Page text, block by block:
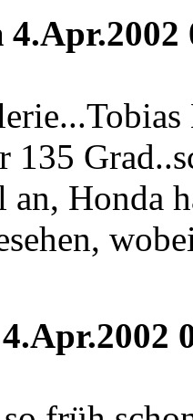
4.Apr.2002
135
an, Honda